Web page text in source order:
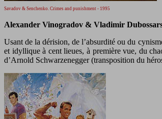
Savadov & Senchenko. Crimes and punishment - 1995
Alexander Vinogradov & Vladimir
Usant de la dérision, de l’absurdité ou du
et idyllique à cent lieues, à première vue, du
d’Arnold Schwarzenegger (transposition du